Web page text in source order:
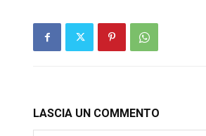
LASCIA UN COMMENTO